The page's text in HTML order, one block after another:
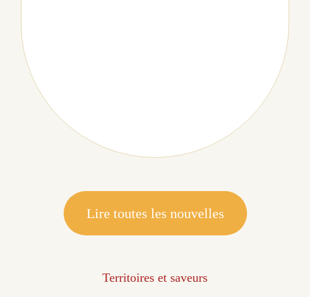
Lire toutes les nouvelles
Territoires et saveurs